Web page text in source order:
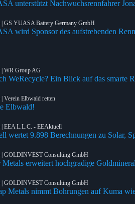
unterstützt Nachwuchsrennfahrer
| GS YUASA Battery Germany GmbH
wird Sponsor des aufstrebenden
| WR Group AG
WeRecycle? Ein Blick auf das smarte
Verein Elbwald retten
Elbwald!
| EEA L.L.C. - EEAktuell
wertet 9.898 Berechnungen zu Solar,
| GOLDINVEST Consulting GmbH
Metals erweitert hochgradige
| GOLDINVEST Consulting GmbH
Metals nimmt Bohrungen auf Kuma